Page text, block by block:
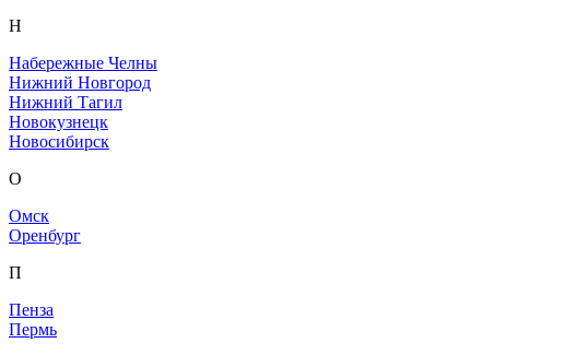
Н
Набережные Челны
Нижний Новгород
Нижний Тагил
Новокузнецк
Новосибирск
О
Омск
Оренбург
П
Пенза
Пермь